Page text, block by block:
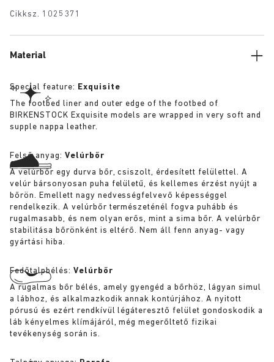
Cikksz. 1025371
Material
Special feature: Exquisite
The footbed liner and outer edge of the footbed of
BIRKENSTOCK Exquisite models are wrapped in very soft and
supple nappa leather.
Felső anyag: Velúrbőr
A velúrbőr egy durva bőr, csiszolt, érdesített felülettel. A
velúr bársonyosan puha felületű, és kellemes érzést nyújt a
bőrön. Emellett nagy nedvességfelvevő képességgel
rendelkezik. A velúrbőr természeténél fogva puhább és
rugalmasabb, és nem olyan erős, mint a sima bőr. A velúrbőr
stabilitása bőrönként is eltérő. Nem áll fenn anyag- vagy
gyártási hiba.
Fedőtalpbélés: Velúrbőr
A rugalmas bőr bélés, amely gyengéd a bőrhöz, lágyan simul
a lábhoz, és alkalmazkodik annak kontúrjához. A nyitott
pórusú és ezért rendkívül légáteresztő felület gondoskodik a
láb kényelmes klímájáról, még megerőltető fizikai
tevékenység során is.